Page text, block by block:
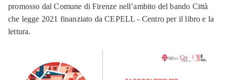
promosso dal Comune di Firenze nell’ambito del bando Città
che legge 2021 finanziato da CEPELL - Centro per il libro e la
lettura.